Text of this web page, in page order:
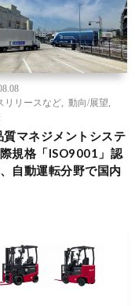
リリースなど
動向/展望
マネジメントシステ
規格「ISO9001」認
自動運転分野で国内